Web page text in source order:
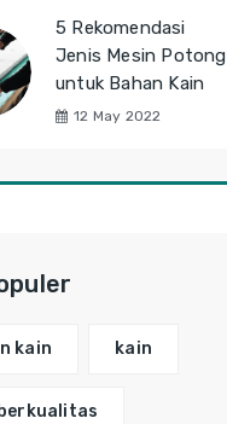
5 Rekomendasi
Jenis Mesin Potong
untuk Bahan Kain
12 May 2022
kain kain